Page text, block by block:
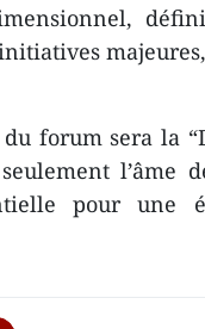
du forum sera la
l’âme
pour une